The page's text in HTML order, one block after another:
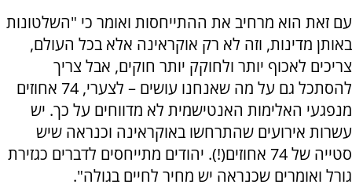
עם זאת הוא מרחיב את ההתייחסות ואומר כי "השלטונות
באותן מדינות, וזה לא רק אוקראינה אלא בכל העולם,
צריכים לאכוף יותר ולחוקק יותר חוקים, אבל צריך
להסתכל גם על מה שאנחנו עושים – לצערי, 74 אחוזים
מנפגעי האלימות האנטישמית לא מדווחים על כך. יש
עשרות אירועים שהתרחשו באוקראינה וכנראה שיש
סטייה של 74 אחוזים(!). יהודים מתייחסים לדברים כגזירת
גורל ואומרים שכנראה יש מחיר לחיים בגולה".